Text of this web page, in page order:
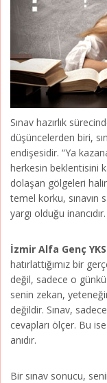
Sınav hazırlık
düşüncelerden biri,
endişesidir. “Ya
herkesin beklentisini
dolaşan gölgeleri
temel korku, sınavın
yargı olduğu
İzmir Alfa Genç
hatırlattığımız bir
değil, sadece o günkü
senin zekan,
değildir. Sınav,
cevapları ölçer. Bu
anıdır.
Bir sınav sonucu,